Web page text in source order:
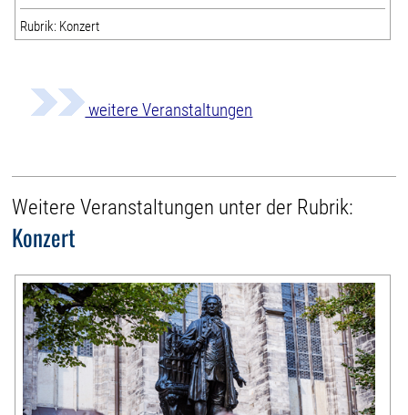
Rubrik: Konzert
weitere Veranstaltungen
Weitere Veranstaltungen unter der Rubrik:
Konzert